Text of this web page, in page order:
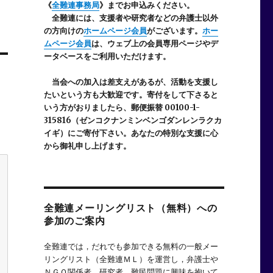
《全難連事務局》までお申込みください。
全難連には、支援者や研究者などの弁護士以外
の方向けのホームページ会員がございます。 ホー
ムページ会員は、ウェブ上の会員専用ページやデ
ータベースをご利用いただけます。
当会への加入は差支えがあるが、活動を支援し
たいという方も大歓迎です。寄付をして下さると
いう方がおりましたら、郵便振替 00100-1-
315816（ゼンコクナンミンベンゴダンレンラクカ
イギ）にご寄付下さい。あなたの特別な支援に心
から御礼申し上げます。
全難連メーリングリスト（無料）への
参加のご案内
全難連では，だれでも参加できる無料の一般メー
リングリスト（全難連ＭＬ）を運営し，弁護士や